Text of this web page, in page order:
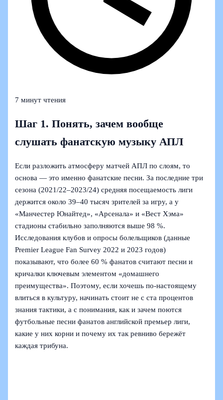
7 минут чтения
Шаг 1. Понять, зачем вообще
слушать фанатскую музыку АПЛ
Если разложить атмосферу матчей АПЛ по слоям, то
основа — это именно фанатские песни. За последние три
сезона (2021/22–2023/24) средняя посещаемость лиги
держится около 39–40 тысяч зрителей за игру, а у
«Манчестер Юнайтед», «Арсенала» и «Вест Хэма»
стадионы стабильно заполняются выше 98 %.
Исследования клубов и опросы болельщиков (данные
Premier League Fan Survey 2022 и 2023 годов)
показывают, что более 60 % фанатов считают песни и
кричалки ключевым элементом «домашнего
преимущества». Поэтому, если хочешь по-настоящему
влиться в культуру, начинать стоит не с ста процентов
знания тактики, а с понимания, как и зачем поются
футбольные песни фанатов английской премьер лиги,
какие у них корни и почему их так ревниво бережёт
каждая трибуна.